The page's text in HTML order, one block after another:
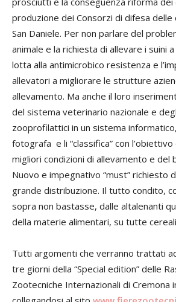
produzione dei Consorzi di difesa delle
San Daniele. Per non parlare del
animale e la richiesta di allevare i suini
lotta alla antimicrobico resistenza e
allevatori a migliorare le strutture
allevamento. Ma anche il loro
del sistema veterinario nazionale e
zooprofilattici in un sistema
fotografa e li “classifica” con
migliori condizioni di allevamento e del
Nuovo e impegnativo “must” richiesto
grande distribuzione. Il tutto condito,
sopra non bastasse, dalle altalenanti
della materie alimentari, su tutte
Tutti argomenti che verranno trattati
tre giorni della “Special edition” delle
Zootecniche Internazionali di Cremona